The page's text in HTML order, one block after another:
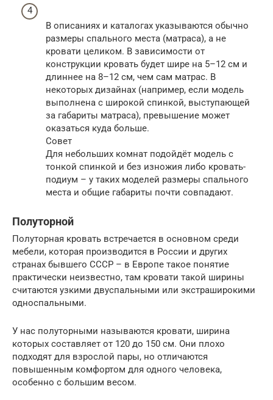
В описаниях и каталогах указываются обычно
размеры спального места (матраса), а не
кровати целиком. В зависимости от
конструкции кровать будет шире на 5–12 см и
длиннее на 8–12 см, чем сам матрас. В
некоторых дизайнах (например, если модель
выполнена с широкой спинкой, выступающей
за габариты матраса), превышение может
оказаться куда больше.
Совет
Для небольших комнат подойдёт модель с
тонкой спинкой и без изножия либо кровать-
подиум – у таких моделей размеры спального
места и общие габариты почти совпадают.
Полуторной
Полуторная кровать встречается в основном среди
мебели, которая производится в России и других
странах бывшего СССР – в Европе такое понятие
практически неизвестно, там кровати такой ширины
считаются узкими двуспальными или экстраширокими
односпальными.
У нас полуторными называются кровати, ширина
которых составляет от 120 до 150 см. Они плохо
подходят для взрослой пары, но отличаются
повышенным комфортом для одного человека,
особенно с большим весом.